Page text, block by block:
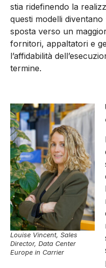
stia ridefinendo la
questi modelli diventano
sposta verso un
fornitori, appaltatori e
l’affidabilità
termine.
Louise Vincent, Sales
Director, Data Center
Europe in Carrier